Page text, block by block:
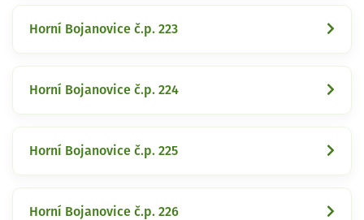
Horní Bojanovice č.p. 223
Horní Bojanovice č.p. 224
Horní Bojanovice č.p. 225
Horní Bojanovice č.p. 226